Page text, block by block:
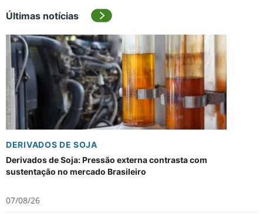
Últimas notícias
DERIVADOS DE SOJA
Derivados de Soja: Pressão externa contrasta com
sustentação no mercado Brasileiro
07/08/26